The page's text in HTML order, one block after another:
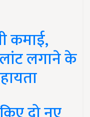
कमाई,
लगाने के